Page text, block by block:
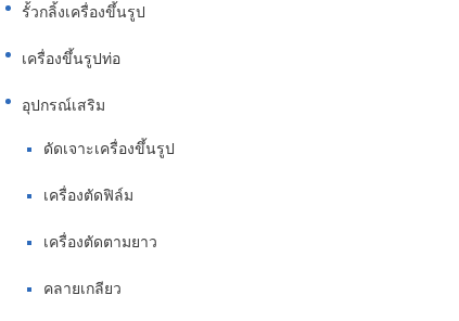
รั้วกลิ้งเครื่องขึ้นรูป
เครื่องขึ้นรูปท่อ
อุปกรณ์เสริม
ดัดเจาะเครื่องขึ้นรูป
เครื่องตัดฟิล์ม
เครื่องตัดตามยาว
คลายเกลียว